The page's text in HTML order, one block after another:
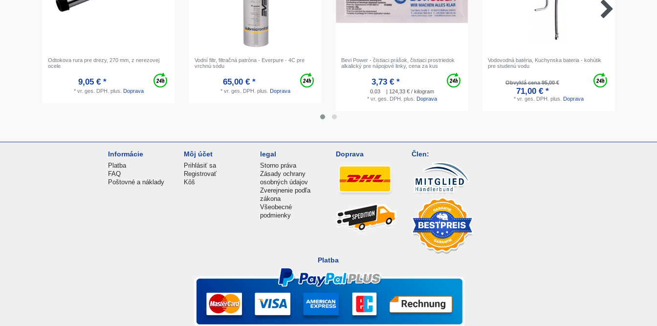
Odtokova rura pre drezy, 270 mm, z nerezovej
ocele
9,05 € *
* vr. ges. DPH. plus. Doprava
Vodní filtr, filtračná patróna - Everpure - 4C pre
vrchnú sódu
65,00 € *
* vr. ges. DPH. plus. Doprava
Bevi Power - čistiaci prášok, čistiaci prostriedok
alkalický pre nápojové linky, cena za kus
3,73 € *
0.03
| 124,33 € / kilogram
* vr. ges. DPH. plus. Doprava
Vodovodná batéria, Kuchynska bateria - kohútik
pre studenú vodu
Obvyklá cena 95,00 €
71,00 € *
* vr. ges. DPH. plus. Doprava
Informácie
Platba
FAQ
Poštovné a náklady
Môj účet
Prihlásiť sa
Registrovať
Kôš
legal
Storno práva
Zásady ochrany
osobných údajov
Zverejnenie podľa
zákona
Všeobecné
podmienky
Doprava Člen:
Platba